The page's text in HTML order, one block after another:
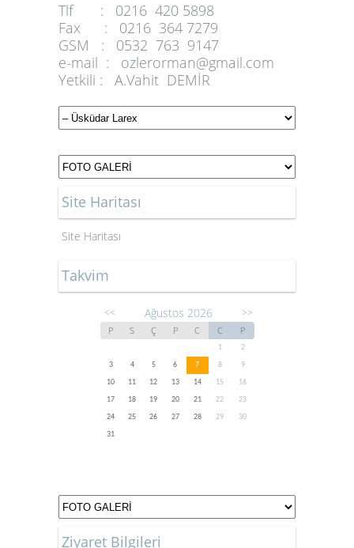
Tlf :
0216 420 5898
Fax :
0216 364 7279
GSM :
0532 763 9147
e-mail :
ozlerorman@gmail.com
Yetkili :
A.Vahit DEMİR
Site Haritası
Site Haritası
Takvim
<< Ağustos 2026 >>
P S Ç P C C P
1
2
3
4 5 6 7 8
9
10
11 12 13 14 15
16
17
18 19 20 21 22
23
24
25 26 27 28 29
30
31
Ziyaret Bilgileri